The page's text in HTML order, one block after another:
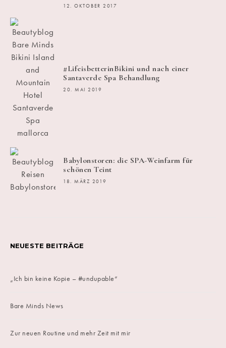
12. OKTOBER 2017
#LifeisbetterinBikini und nach einer
Santaverde Spa Behandlung
20. MAI 2019
Babylonstoren: die SPA-Weinfarm für
schönen Teint
18. MÄRZ 2019
NEUESTE BEITRÄGE
„Ich bin keine Kopie – #undupable“
Bare Minds News
Zur neuen Routine und mehr Zeit mit mir